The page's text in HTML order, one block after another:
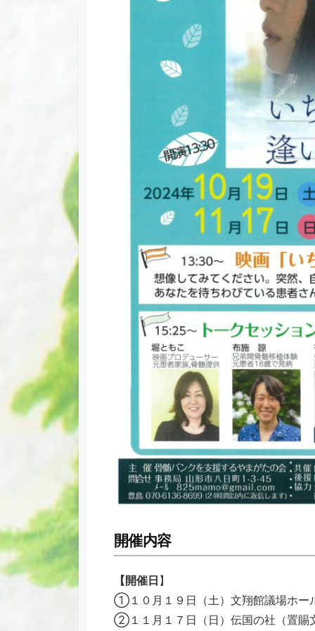
開催内容
【開催日 】
①１０月１９日（土）文翔館議場ホー
②１１月１７日（日）伝国の社（置賜